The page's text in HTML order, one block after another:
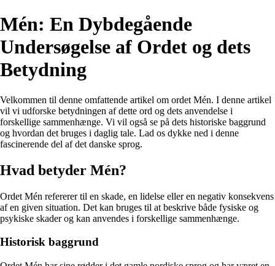
Mén: En Dybdegående
Undersøgelse af Ordet og dets
Betydning
Velkommen til denne omfattende artikel om ordet Mén. I denne artikel
vil vi udforske betydningen af dette ord og dets anvendelse i
forskellige sammenhænge. Vi vil også se på dets historiske baggrund
og hvordan det bruges i daglig tale. Lad os dykke ned i denne
fascinerende del af det danske sprog.
Hvad betyder Mén?
Ordet Mén refererer til en skade, en lidelse eller en negativ konsekvens
af en given situation. Det kan bruges til at beskrive både fysiske og
psykiske skader og kan anvendes i forskellige sammenhænge.
Historisk baggrund